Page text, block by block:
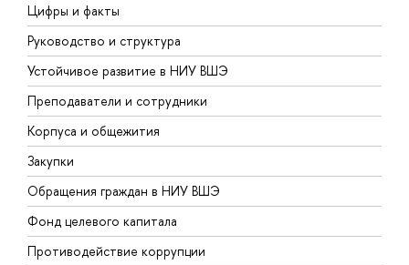
Цифры и факты
Руководство и структура
Устойчивое развитие в НИУ ВШЭ
Преподаватели и сотрудники
Корпуса и общежития
Закупки
Обращения граждан в НИУ ВШЭ
Фонд целевого капитала
Противодействие коррупции